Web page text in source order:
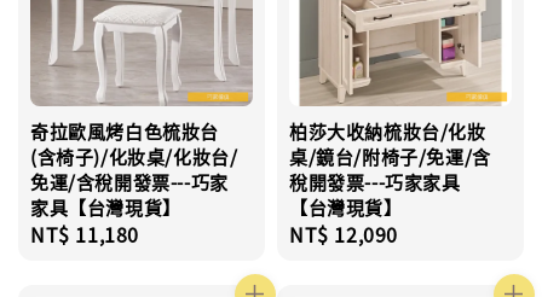
奇拉歐風烤白色梳妝台
(含椅子)/化妝桌/化妝台/
免運/含稅開發票---巧家
家具【台灣現貨】
Regular
NT$ 11,180
柏莎大收納梳妝台/化妝
桌/鏡台/附椅子/免運/含
稅開發票---巧家家具
【台灣現貨】
Regular
NT$ 12,090